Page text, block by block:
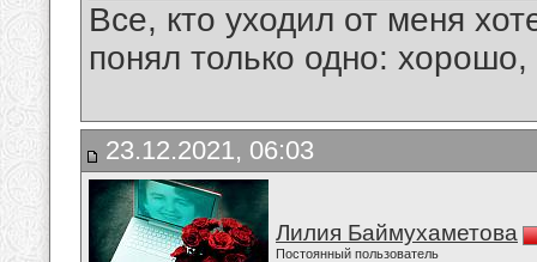
Все, кто уходил от меня
понял только одно:
23.12.2021, 06:03
Лилия Баймухаметова
Постоянный пользователь